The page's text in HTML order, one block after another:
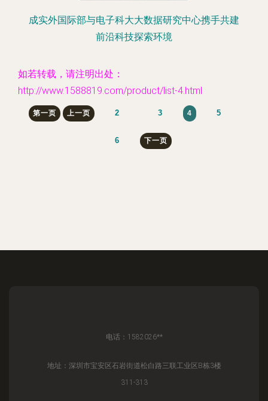
成实外国际部与电子科大大数据研究中心携手共建
前沿科技探索环境
如若转载，请注明出处：
http://www.1588819.com/product/list-4.html
第一页 上一页 2 3 4 5
6 下一页
电话：1582026**
地址：深圳市宝安区石岩街道松白路三联工业区B栋3楼
311-313